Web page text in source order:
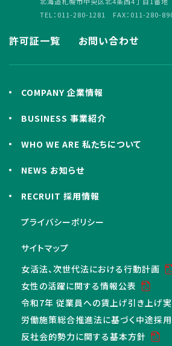
TEL：011-280-1281 FAX：011-280-
許可証一覧 お問い合わせ
COMPANY 企業情報
BUSINESS 事業紹介
WHO WE ARE 私たちについて
NEWS お知らせ
RECRUIT 採用情報
プライバシーポリシー
サイトマップ
女活法、次世代法における行動計画
女性の活躍に関する情報公表
令和7年 従業員への賃上げ引き上げ
労働施策総合推進法に基づく中途採
反社会的勢力に関する基本方針